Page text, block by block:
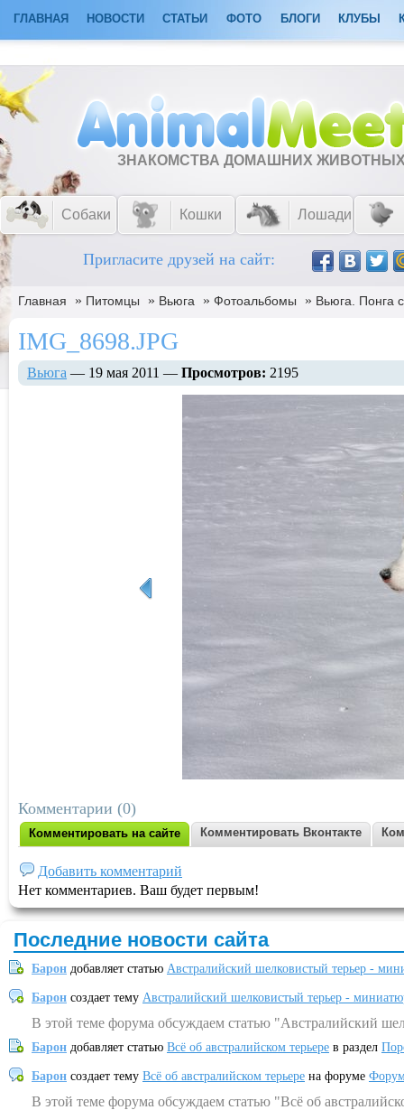
ГЛАВНАЯ НОВОСТИ СТАТЬИ ФОТО БЛОГИ КЛУБЫ
ЗНАКОМСТВА ДОМАШНИХ
Собаки Кошки Лошади
Пригласите друзей на сайт:
Главная » Питомцы » Вьюга » Фотоальбомы » Вьюга. Понга
IMG_8698.JPG
Вьюга — 19 мая 2011 — Просмотров: 2195
Комментарии (0)
Комментировать на сайте Комментировать Вконтакте
Добавить комментарий
Нет комментариев. Ваш будет первым!
Последние новости сайта
Барон добавляет статью Австралийский шелковистый терьер -
Барон создает тему Австралийский шелковистый терьер -
В этой теме форума обсуждаем статью "Австралийский
Барон добавляет статью Всё об австралийском терьере в раздел
Барон создает тему Всё об австралийском терьере на форуме
В этой теме форума обсуждаем статью "Всё об